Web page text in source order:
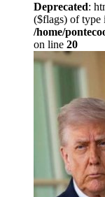
Deprecated:
($flags) of type
/home/
on line 20